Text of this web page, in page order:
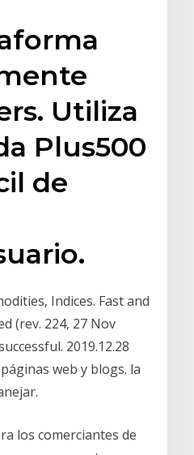
Utiliza
Plus500
de
Indices. Fast and
(rev. 224, 27 Nov
2019.12.28
web y blogs. la
los comerciantes de